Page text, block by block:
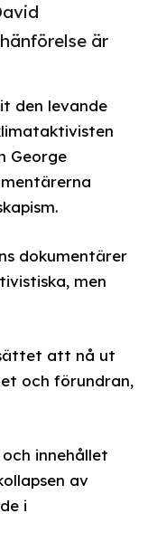
är
den levande
George
dokumentärer
men
att nå ut
och förundran,
innehållet
av
i